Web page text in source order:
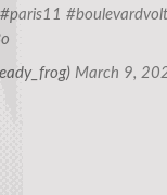
#paris11
March 9,